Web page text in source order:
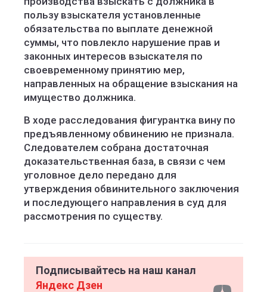
пользу взыскателя установленные
обязательства по выплате денежной
суммы, что повлекло нарушение прав и
законных интересов взыскателя по
своевременному принятию мер,
направленных на обращение взыскания на
имущество должника.
В ходе расследования фигурантка вину по
предъявленному обвинению не признала.
Следователем собрана достаточная
доказательственная база, в связи с чем
уголовное дело передано для
утверждения обвинительного заключения
и последующего направления в суд для
рассмотрения по существу.
Подписывайтесь на наш канал
Яндекс Дзен